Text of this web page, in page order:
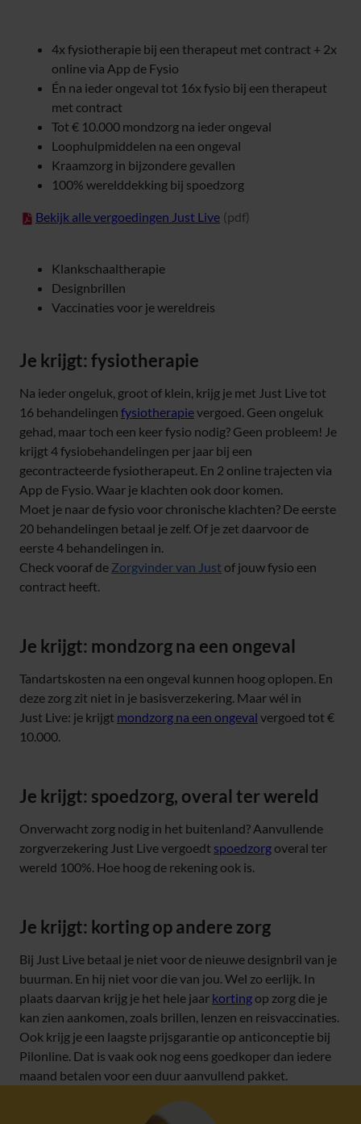
Wel vergoed
4x fysiotherapie bij een therapeut met contract + 2x
online via App de Fysio
Én na ieder ongeval tot 16x fysio bij een therapeut
met contract
Tot € 10.000 mondzorg na ieder ongeval
Loophulpmiddelen na een ongeval
Kraamzorg in bijzondere gevallen
100% werelddekking bij spoedzorg
(opent in nieuw tabblad)
Bekijk alle vergoedingen Just Live (pdf)
Niet vergoed
Klankschaaltherapie
Designbrillen
Vaccinaties voor je wereldreis
Je krijgt: fysiotherapie
Na ieder ongeluk, groot of klein, krijg je met Just Live tot
16 behandelingen fysiotherapievergoed. Geen ongeluk
gehad, maar toch een keer fysio nodig? Geen probleem! Je
krijgt 4 fysiobehandelingen per jaar bij een
gecontracteerde fysiotherapeut. En 2 online trajecten via
App de Fysio. Waar je klachten ook door komen.
Moet je naar de fysio voor chronische klachten? De eerste
20 behandelingen betaal je zelf. Of je zet daarvoor de
eerste 4 behandelingen in.
Check vooraf de Zorgvinder van Just of jouw fysio een
contract heeft.
Je krijgt: mondzorg na een ongeval
Tandartskosten na een ongeval kunnen hoog oplopen. En
deze zorg zit niet in je basisverzekering. Maar wél in
Just Live: je krijgt mondzorg na een ongeval vergoed tot €
10.000.
Je krijgt: spoedzorg, overal ter wereld
Onverwacht zorg nodig in het buitenland? Aanvullende
zorgverzekering Just Live vergoedt spoedzorg overal ter
wereld 100%. Hoe hoog de rekening ook is.
Je krijgt: korting op andere zorg
Bij Just Live betaal je niet voor de nieuwe designbril van je
buurman. En hij niet voor die van jou. Wel zo eerlijk. In
plaats daarvan krijg je het hele jaar korting op zorg die je
kan zien aankomen, zoals brillen, lenzen en reisvaccinaties.
Ook krijg je een laagste prijsgarantie op anticonceptie bij
Pilonline. Dat is vaak ook nog eens goedkoper dan iedere
maand betalen voor een duur aanvullend pakket.